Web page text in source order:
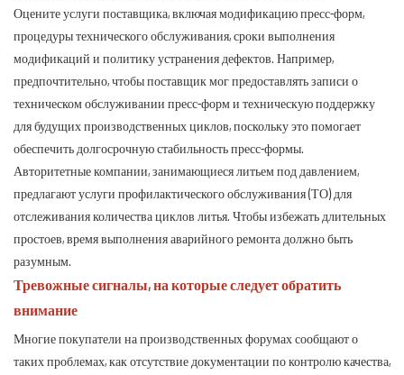
Оцените услуги поставщика, включая модификацию пресс-форм,
процедуры технического обслуживания, сроки выполнения
модификаций и политику устранения дефектов. Например,
предпочтительно, чтобы поставщик мог предоставлять записи о
техническом обслуживании пресс-форм и техническую поддержку
для будущих производственных циклов, поскольку это помогает
обеспечить долгосрочную стабильность пресс-формы.
Авторитетные компании, занимающиеся литьем под давлением,
предлагают услуги профилактического обслуживания (ТО) для
отслеживания количества циклов литья. Чтобы избежать длительных
простоев, время выполнения аварийного ремонта должно быть
разумным.
Тревожные сигналы, на которые следует обратить
внимание
Многие покупатели на производственных форумах сообщают о
таких проблемах, как отсутствие документации по контролю качества,